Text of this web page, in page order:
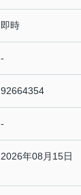
即時
-
92664354
-
2026年08月15日